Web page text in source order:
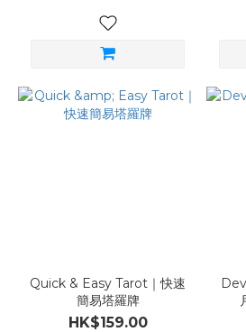
Quick & Easy Tarot｜快速
簡易塔羅牌
HK$159.00